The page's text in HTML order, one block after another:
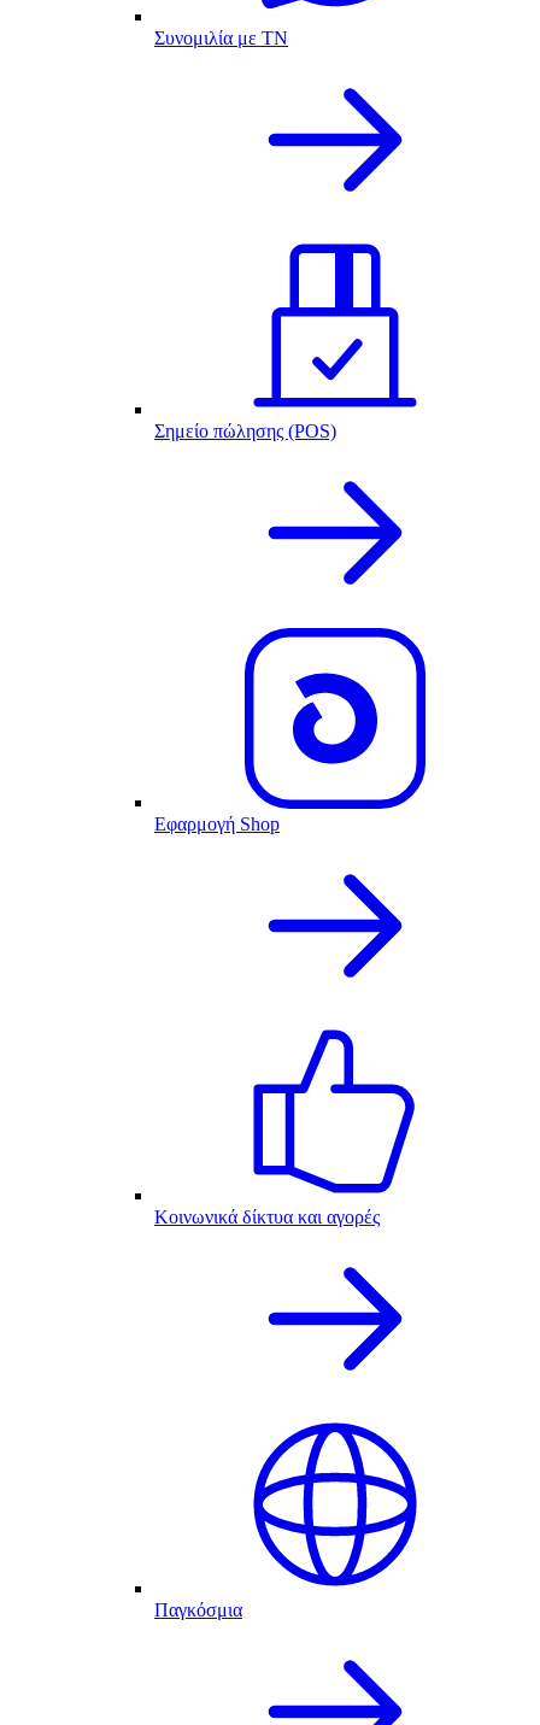
Συνομιλία με ΤΝ
Σημείο πώλησης (POS)
Εφαρμογή Shop
Κοινωνικά δίκτυα και αγορές
Παγκόσμια